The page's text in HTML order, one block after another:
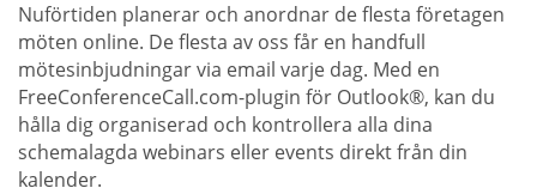
Nuförtiden planerar och anordnar de flesta företagen
möten online. De flesta av oss får en handfull
mötesinbjudningar via email varje dag. Med en
FreeConferenceCall.com-plugin för Outlook®, kan du
hålla dig organiserad och kontrollera alla dina
schemalagda webinars eller events direkt från din
kalender.